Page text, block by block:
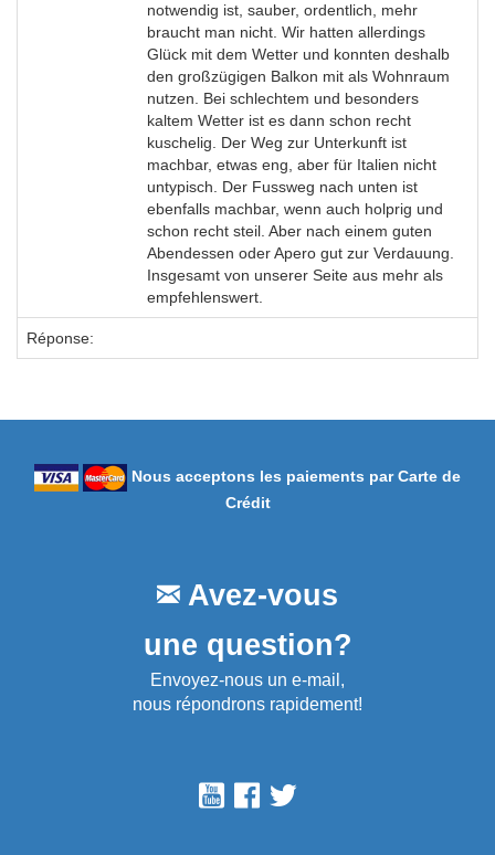
notwendig ist, sauber, ordentlich, mehr
braucht man nicht. Wir hatten allerdings
Glück mit dem Wetter und konnten deshalb
den großzügigen Balkon mit als Wohnraum
nutzen. Bei schlechtem und besonders
kaltem Wetter ist es dann schon recht
kuschelig. Der Weg zur Unterkunft ist
machbar, etwas eng, aber für Italien nicht
untypisch. Der Fussweg nach unten ist
ebenfalls machbar, wenn auch holprig und
schon recht steil. Aber nach einem guten
Abendessen oder Apero gut zur Verdauung.
Insgesamt von unserer Seite aus mehr als
empfehlenswert.
Réponse:
Nous acceptons les paiements par Carte de
Crédit
Avez-vous
une question?
Envoyez-nous un e-mail,
nous répondrons rapidement!